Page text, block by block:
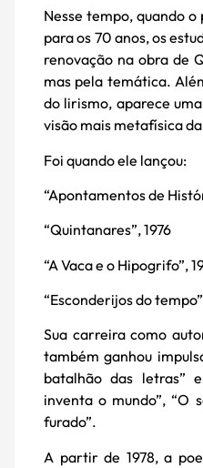
Nesse tempo, quando
para os 70 anos, os
renovação na obra de
mas pela temática.
do lirismo, aparece
visão mais metafísica
Foi quando ele lançou:
“Apontamentos de
“Quintanares”, 1976
“A Vaca e o Hipogrifo”,
“Esconderijos do
Sua carreira como
também ganhou
batalhão das letras”
inventa o mundo”, “O
furado”.
A partir de 1978, a